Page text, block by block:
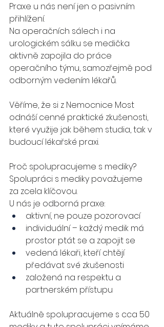
Praxe u nás není jen o pasivním
přihlížení.
Na operačních sálech i na
urologickém sálku se medička
aktivně zapojila do práce
operačního týmu, samozřejmě pod
odborným vedením lékařů.
Věříme, že si z Nemocnice Most
odnáší cenné praktické zkušenosti,
které využije jak během studia, tak v
budoucí lékařské praxi.
Proč spolupracujeme s mediky?
Spolupráci s mediky považujeme
za zcela klíčovou.
U nás je odborná praxe:
aktivní, ne pouze pozorovací
individuální – každý medik má
prostor ptát se a zapojit se
vedená lékaři, kteří chtějí
předávat své zkušenosti
založená na respektu a
partnerském přístupu
Aktuálně spolupracujeme s cca 50